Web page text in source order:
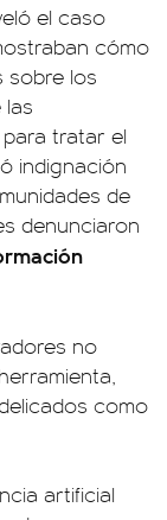
el caso
cómo
sobre los
tratar el
indignación
de
denunciaron
no
como